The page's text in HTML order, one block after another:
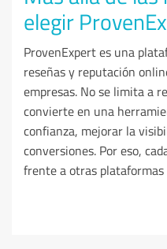
elegir
ProvenExpert es una
reseñas y reputación
empresas. No se limita a
convierte en una
confianza, mejorar la
conversiones. Por eso,
frente a otras plataformas